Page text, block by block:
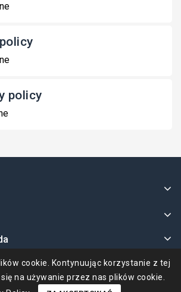
policy
cookie. Kontynuując korzystanie z tej
na używanie przez nas plików cookie.